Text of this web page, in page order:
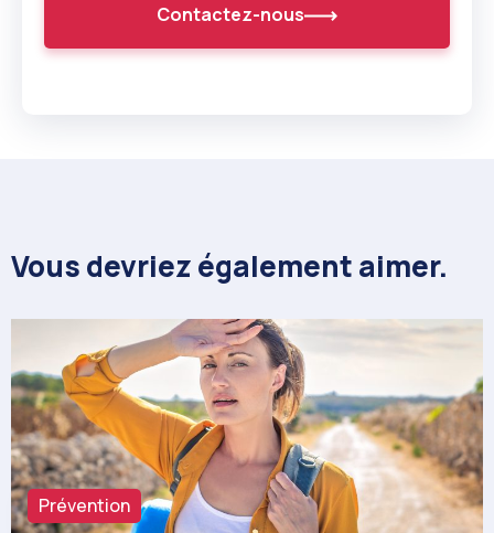
Contactez-nous
Vous devriez également aimer.
Prévention